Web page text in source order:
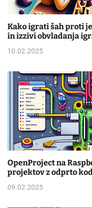
Kako igrati šah proti
in izzivi obvladanja
10.02.2025
OpenProject na
projektov z odprto
09.02.2025